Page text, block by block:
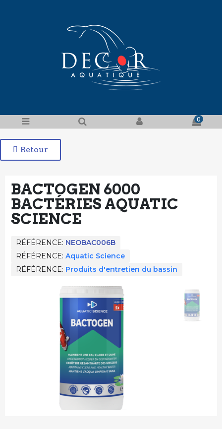
0
Retour
BACTOGEN 6000
BACTÉRIES AQUATIC
SCIENCE
RÉFÉRENCE NEOBAC006B
RÉFÉRENCE Aquatic Science
RÉFÉRENCE Produits d'entretien du bassin